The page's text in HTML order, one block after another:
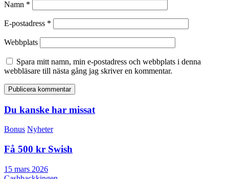
Namn *
E-postadress *
Webbplats
Spara mitt namn, min e-postadress och webbplats i denna
webbläsare till nästa gång jag skriver en kommentar.
Du kanske har missat
Bonus Nyheter
Få 500 kr Swish
15 mars 2026